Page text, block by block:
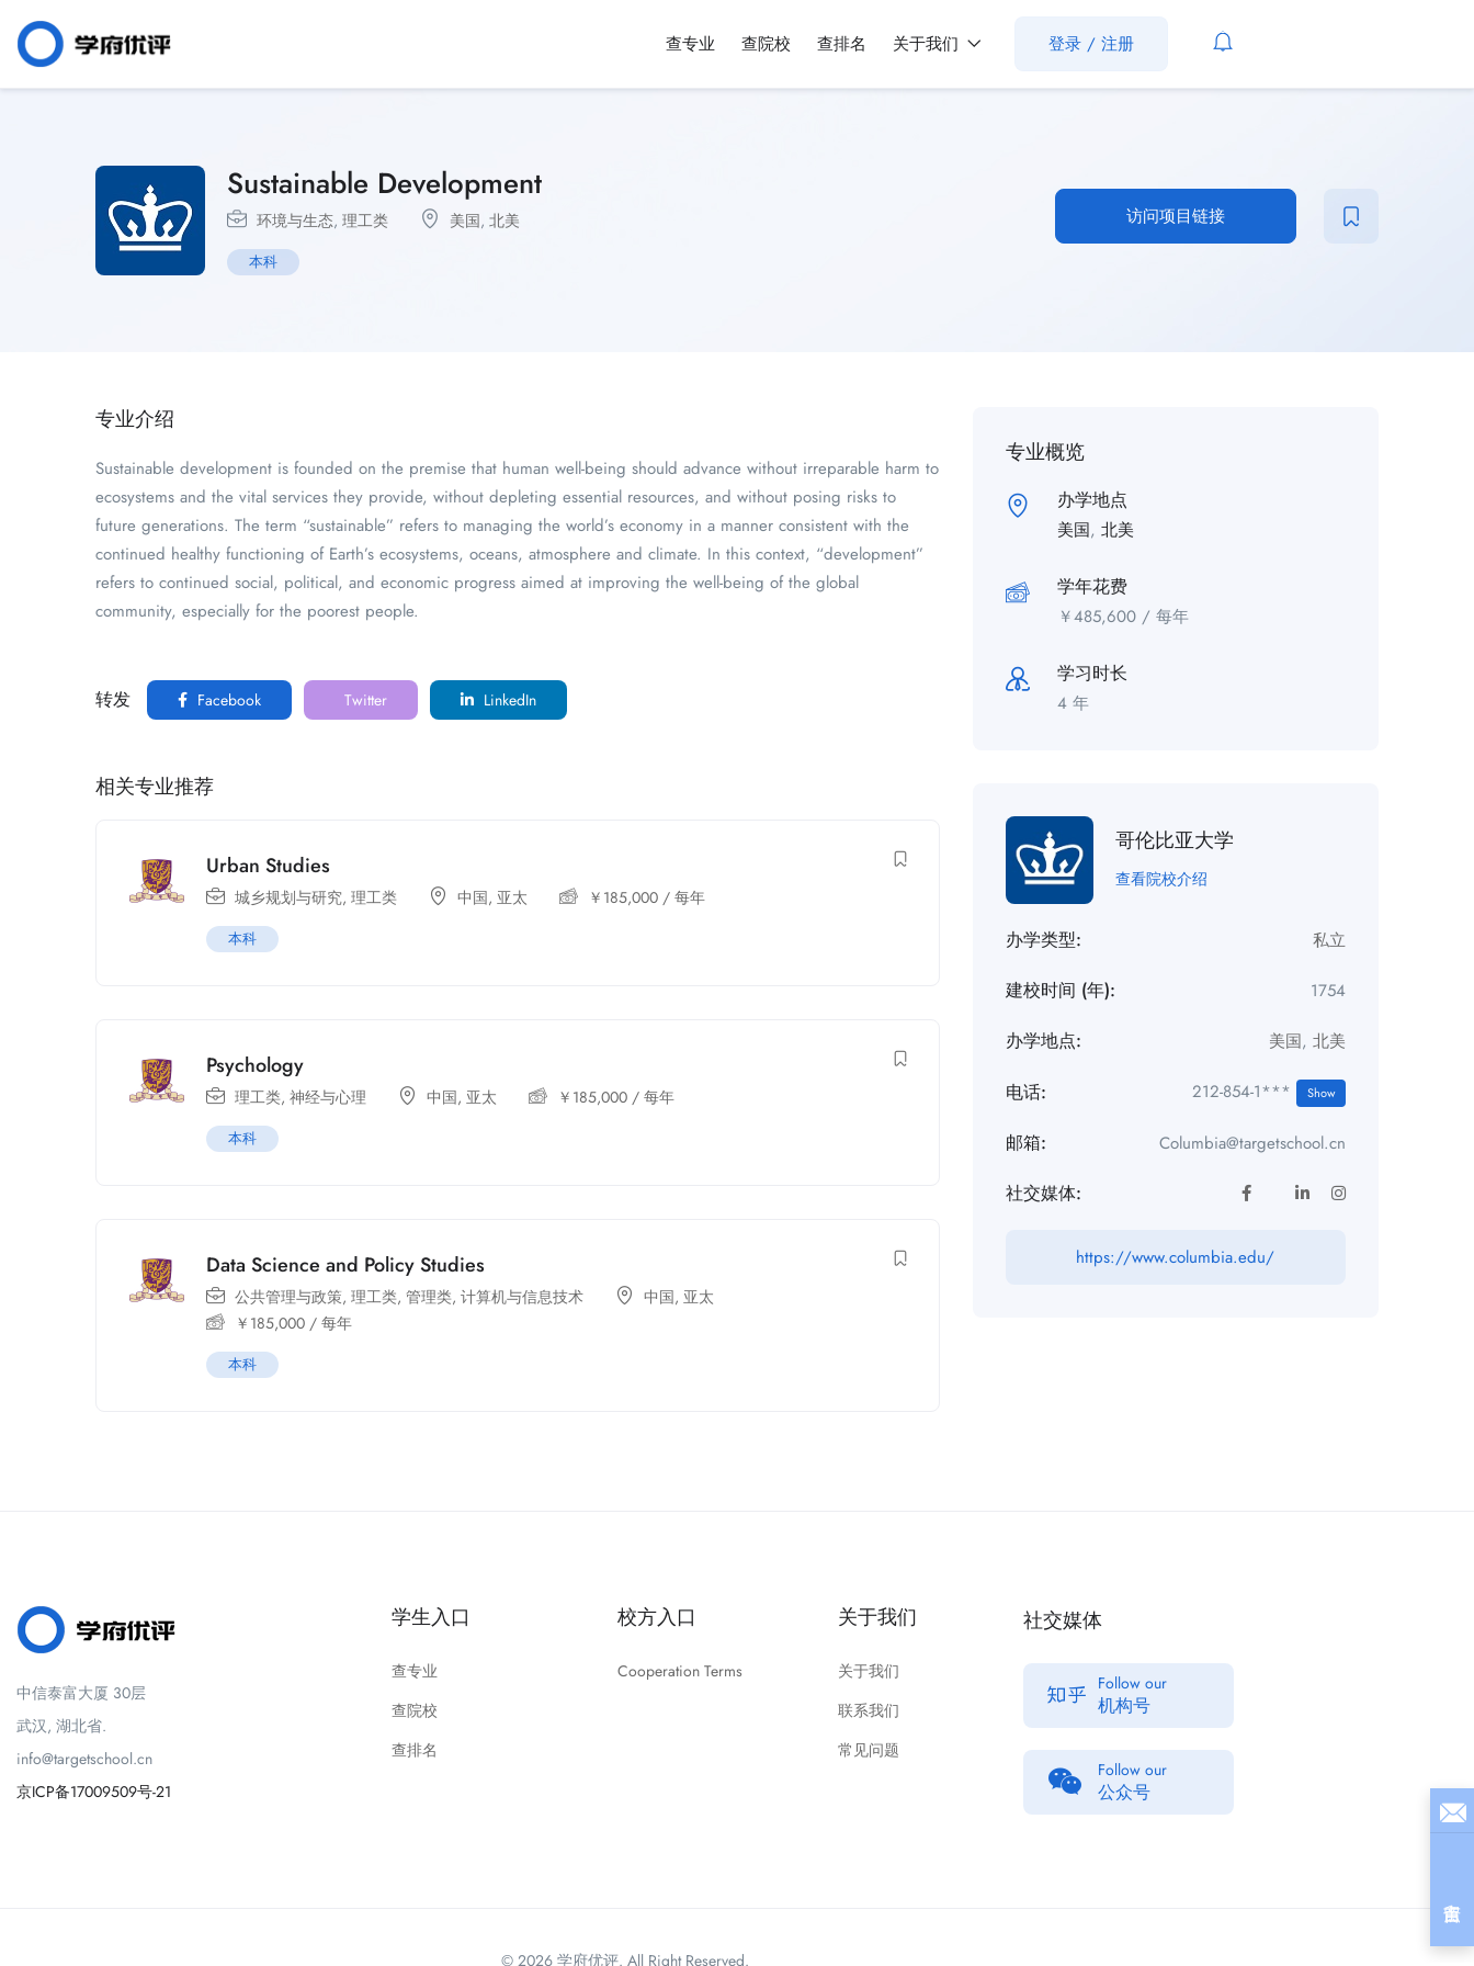
查专业 查院校 查排名 关于我们 登录 / 注册
Sustainable Development
环境与生态, 理工类 美国, 北美
本科
访问项目链接
专业介绍
Sustainable development is founded on the premise that human well-being should advance without irreparable harm to
ecosystems and the vital services they provide, without depleting essential resources, and without posing risks to
future generations. The term “sustainable” refers to managing the world’s economy in a manner consistent with the
continued healthy functioning of Earth’s ecosystems, oceans, atmosphere and climate. In this context, “development”
refers to continued social, political, and economic progress aimed at improving the well-being of the global
community, especially for the poorest people.
转发 Facebook Twitter LinkedIn
相关专业推荐
Urban Studies
城乡规划与研究, 理工类 中国, 亚太 ￥ 185,000 / 每年
本科
Psychology
理工类, 神经与心理 中国, 亚太 ￥ 185,000 / 每年
本科
Data Science and Policy Studies
公共管理与政策, 理工类, 管理类, 计算机与信息技术 中国, 亚太
￥ 185,000 / 每年
本科
专业概览
办学地点
美国, 北美
学年花费
￥485,600 / 每年
学习时长
4 年
哥伦比亚大学
查看院校介绍
办学类型: 私立
建校时间 (年): 1754
办学地点: 美国, 北美
电话: 212-854-1*** Show
邮箱: Columbia@targetschool.cn
社交媒体:
https://www.columbia.edu/
中信泰富大厦 30层
武汉, 湖北省.
info@targetschool.cn
京ICP备17009509号-21
学生入口
查专业
查院校
查排名
校方入口
Cooperation Terms
关于我们
关于我们
联系我们
常见问题
社交媒体
Follow our
机构号
Follow our
公众号
© 2026 学府优评. All Right Reserved.